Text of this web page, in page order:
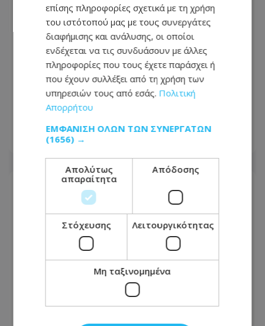
Σπάει τη σιωπή της η Τίνα Παύλου
για τη ρήξη με τον ΔΗΣΥ -
«Επικοινωνία είχαμε...»
06.08.2026 - 12:56
επίσης πληροφορίες σχετικά με τη χρήση
του ιστότοπού μας με τους συνεργάτες
διαφήμισης και ανάλυσης, οι οποίοι
ενδέχεται να τις συνδυάσουν με άλλες
πληροφορίες που τους έχετε παράσχει ή
που έχουν συλλέξει από τη χρήση των
υπηρεσιών τους από εσάς. Πολιτική
Απορρήτου
ΕΜΦΆΝΙΣΗ ΌΛΩΝ ΤΩΝ ΣΥΝΕΡΓΑΤΏΝ
(1656) →
Απολύτως
απαραίτητα
Απόδοσης
Στόχευσης Λειτουργικότητας
Μη ταξινομημένα